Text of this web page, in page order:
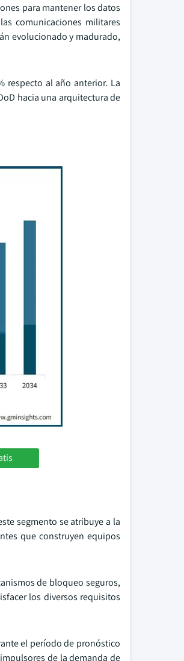
para mantener los datos
comunicaciones militares
evolucionado y madurado,
respecto al año anterior. La
hacia una arquitectura de
segmento se atribuye a la
que construyen equipos
de bloqueo seguros,
los diversos requisitos
el período de pronóstico
de la demanda de